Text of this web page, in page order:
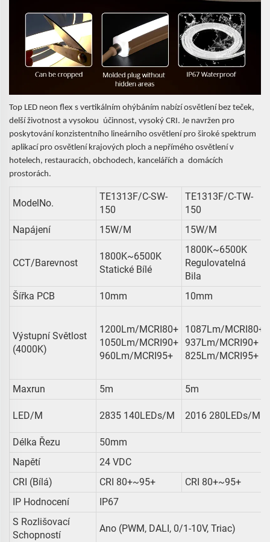
Top LED neon flex s vertikálním ohýbáním nabízí osvětlení bez teček,
delší životnost a vysokou účinnost, vysoký CRI. Je navržen pro
poskytování konzistentního lineárního osvětlení pro široké spektrum
aplikací pro osvětlení krajových ploch a nepřímého osvětlení v
hotelech, restauracích, obchodech, kancelářích a domácích
prostorách.
ModelNo.
TE1313F/C-SW-
150
TE1313F/C-TW-
150
Napájení
15W/m 15W/m
CCT/Barevnost
1800K~6500K
Statické Bílé
1800K~6500K
Regulovatelná
Bila
Šířka PCB
10mm 10mm
Výstupní Světlost
(4000K)
1200Lm/mCRI80+
1050Lm/mCRI90+
960Lm/mCRI95+
1087Lm/mCRI80+
937Lm/mCRI90+
825Lm/mCRI95+
Maxrun 5m 5m
LED/m 2835 140LEDs/m 2016 280LEDs/m
Délka Řezu
50mm
Napětí
24 VDC
CRI (Bílá)
CRI 80+~95+
CRI 80+~95+
IP Hodnocení
IP67
S Rozlišovací
Schopností
Ano (PWM, DALI, 0/1-10V, Triac)